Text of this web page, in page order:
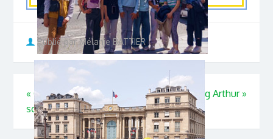
Publié par Mélanie BATTIER
« Concours de la BD
scolaire
Looking for King Arthur »